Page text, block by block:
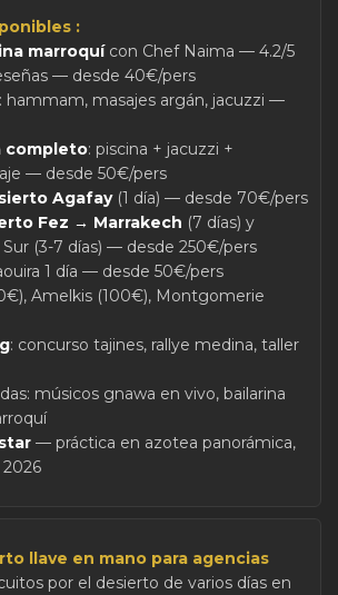
:
marroquícon Chef Naima — 4.2/5
— desde 40€/pers
: hammam, masajes argán, jacuzzi —
completo: piscina + jacuzzi +
— desde 50€/pers
Agafay(1 día) — desde 70€/pers
Fez → Marrakech (7 días) y
(3-7 días) — desde 250€/pers
1 día — desde 50€/pers
Amelkis (100€), Montgomerie
: concurso tajines, rallye medina, taller
músicos gnawa en vivo, bailarina
— práctica en azotea panorámica,
llave en mano para agencias
por el desierto de varios días en